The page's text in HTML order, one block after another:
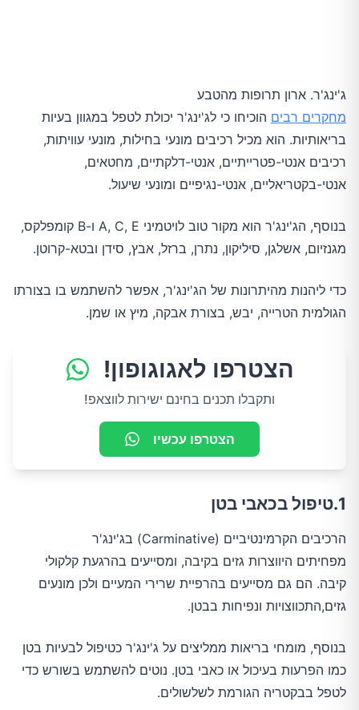
ג'ינג'ר. ארון תרופות מהטבע
מחקרים רבים הוכיחו כי לג'ינג'ר יכולת לטפל במגוון בעיות
בריאותיות. הוא מכיל רכיבים מונעי בחילות, מונעי עוויתות,
רכיבים אנטי-פטרייתיים, אנטי-דלקתיים, מחטאים,
אנטי-בקטריאליים, אנטי-נגיפיים ומונעי שיעול.
בנוסף, הג'ינג'ר הוא מקור טוב לויטמיני A, C, E ו-B קומפלקס,
מגנזיום, אשלגן, סיליקון, נתרן, ברזל, אבץ, סידן ובטא-קרוטן.
כדי ליהנות מהיתרונות של הג'ינג'ר, אפשר להשתמש בו בצורתו
הגולמית הטרייה, יבש, בצורת אבקה, מיץ או שמן.
הצטרפו לאגוגופון!
ותקבלו תכנים בחינם ישירות לווצאפ!
הצטרפו עכשיו
1.טיפול בכאבי בטן
הרכיבים הקרמינטיביים (Carminative) בג'ינג'ר
מפחיתים היווצרות גזים בקיבה, ומסייעים בהרגעת קלקולי
קיבה. הם גם מסייעים בהרפיית שרירי המעיים ולכן מונעים
גזים,התכווצויות ונפיחות בבטן.
בנוסף, מומחי בריאות ממליצים על ג'ינג'ר כטיפול לבעיות בטן
כמו הפרעות בעיכול או כאבי בטן. נוטים להשתמש בשורש כדי
לטפל בבקטריה הגורמת לשלשולים.